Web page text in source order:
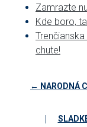
Zamrazte
Kde boro,
chute!
← NARODNÁ
|